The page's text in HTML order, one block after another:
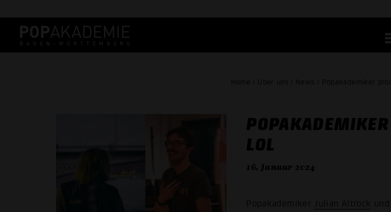
Home / Über uns / News / Popakademiker
LOL
16. Januar 2024
Popakademiker Julian Altrock und